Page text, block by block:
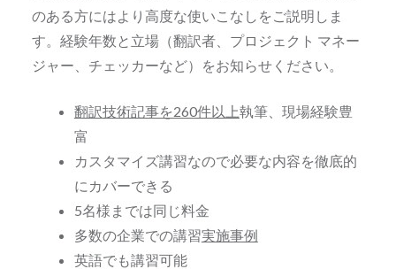
のある方にはより高度な使いこなしをご説明しま
す。経験年数と立場（翻訳者、プロジェクト マネー
ジャー、チェッカーなど）をお知らせください。
翻訳技術記事を260件以上執筆、現場経験豊
富
カスタマイズ講習なので必要な内容を徹底的
にカバーできる
5名様までは同じ料金
多数の企業での講習実施事例
英語でも講習可能